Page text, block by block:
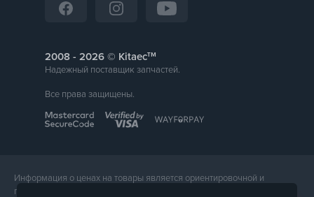
2008 - © Kitaecтм
Надежный поставщик запчастей.
Все права защищены.
Информация о ценах на товары является ориентировочной и
предоставляется для справки. Точная стоимость товара будет